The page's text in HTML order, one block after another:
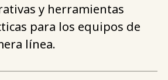
y herramientas
para los equipos de
línea.